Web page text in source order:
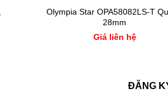
Olympia Star OPA58082LS-T
28mm
Giá liên hệ
ĐĂNG